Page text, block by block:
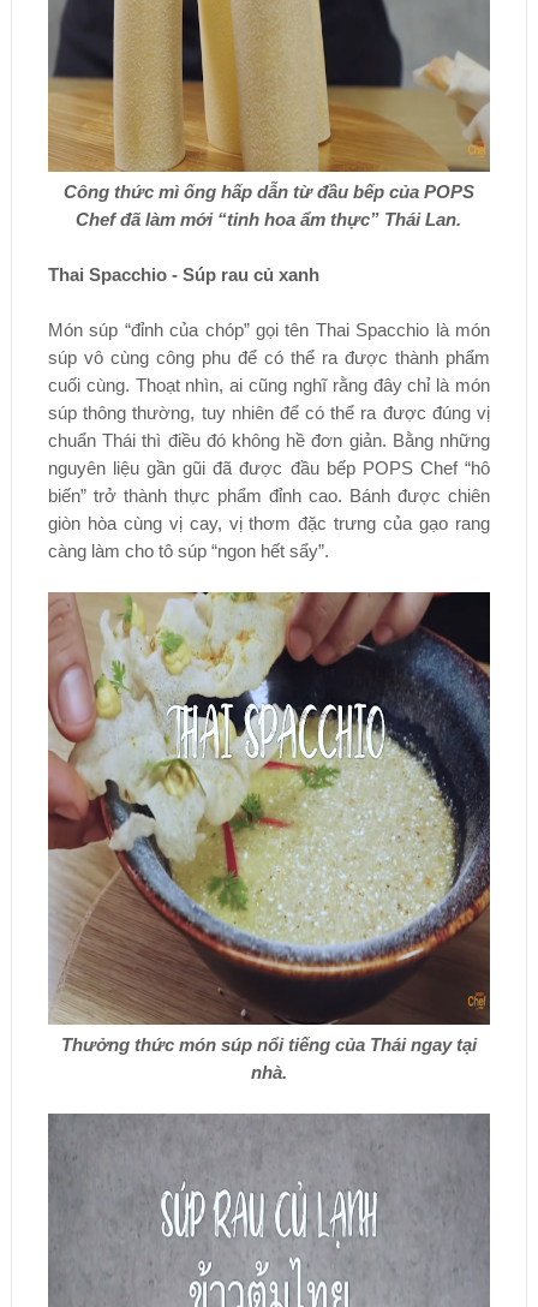
Công thức mì ống hấp dẫn từ đầu bếp của POPS
Chef đã làm mới “tinh hoa ẩm thực” Thái Lan.
Thai Spacchio - Súp rau củ xanh
Món súp “đỉnh của chóp” gọi tên Thai Spacchio là món
súp vô cùng công phu để có thể ra được thành phẩm
cuối cùng. Thoạt nhìn, ai cũng nghĩ rằng đây chỉ là món
súp thông thường, tuy nhiên để có thể ra được đúng vị
chuẩn Thái thì điều đó không hề đơn giản. Bằng những
nguyên liệu gần gũi đã được đầu bếp POPS Chef “hô
biến” trở thành thực phẩm đỉnh cao. Bánh được chiên
giòn hòa cùng vị cay, vị thơm đặc trưng của gạo rang
càng làm cho tô súp “ngon hết sẩy”.
Thưởng thức món súp nổi tiếng của Thái ngay tại
nhà.